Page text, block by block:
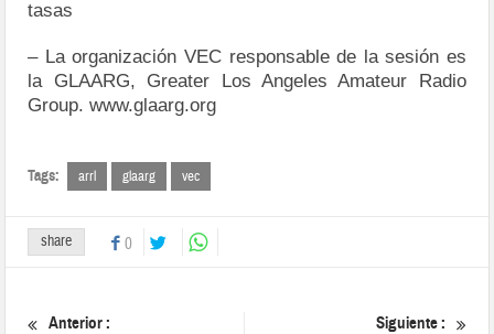
tasas
– La organización VEC responsable de la sesión es
la GLAARG, Greater Los Angeles Amateur Radio
Group. www.glaarg.org
Tags: arrl glaarg vec
share 0
Anterior : Siguiente :